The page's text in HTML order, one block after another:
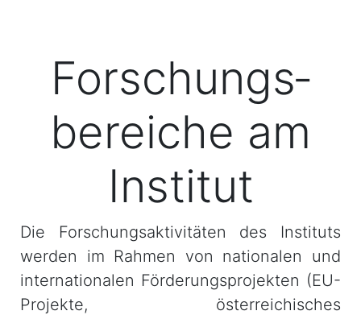
Forschungs­
bereiche am
Institut
Die Forschungsaktivitäten des Instituts
werden im Rahmen von nationalen und
internationalen Förderungsprojekten (EU-
Projekte, österreichisches